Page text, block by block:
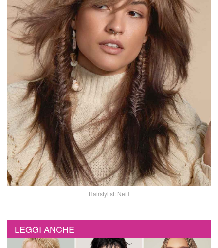
Hairstylist: Neill
LEGGI ANCHE